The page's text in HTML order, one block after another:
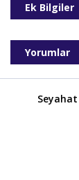
Ek Bilgiler
Yorumlar